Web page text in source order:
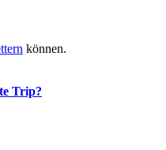
können.
Trip?